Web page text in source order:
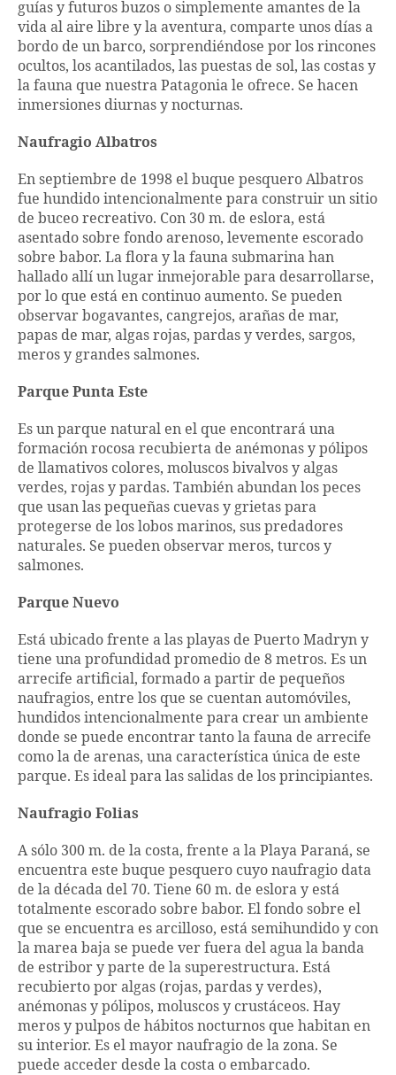
guías y futuros buzos o simplemente amantes de la
vida al aire libre y la aventura, comparte unos días a
bordo de un barco, sorprendiéndose por los rincones
ocultos, los acantilados, las puestas de sol, las costas y
la fauna que nuestra Patagonia le ofrece. Se hacen
inmersiones diurnas y nocturnas.
Naufragio Albatros
En septiembre de 1998 el buque pesquero Albatros
fue hundido intencionalmente para construir un sitio
de buceo recreativo. Con 30 m. de eslora, está
asentado sobre fondo arenoso, levemente escorado
sobre babor. La flora y la fauna submarina han
hallado allí un lugar inmejorable para desarrollarse,
por lo que está en continuo aumento. Se pueden
observar bogavantes, cangrejos, arañas de mar,
papas de mar, algas rojas, pardas y verdes, sargos,
meros y grandes salmones.
Parque Punta Este
Es un parque natural en el que encontrará una
formación rocosa recubierta de anémonas y pólipos
de llamativos colores, moluscos bivalvos y algas
verdes, rojas y pardas. También abundan los peces
que usan las pequeñas cuevas y grietas para
protegerse de los lobos marinos, sus predadores
naturales. Se pueden observar meros, turcos y
salmones.
Parque Nuevo
Está ubicado frente a las playas de Puerto Madryn y
tiene una profundidad promedio de 8 metros. Es un
arrecife artificial, formado a partir de pequeños
naufragios, entre los que se cuentan automóviles,
hundidos intencionalmente para crear un ambiente
donde se puede encontrar tanto la fauna de arrecife
como la de arenas, una característica única de este
parque. Es ideal para las salidas de los principiantes.
Naufragio Folias
A sólo 300 m. de la costa, frente a la Playa Paraná, se
encuentra este buque pesquero cuyo naufragio data
de la década del 70. Tiene 60 m. de eslora y está
totalmente escorado sobre babor. El fondo sobre el
que se encuentra es arcilloso, está semihundido y con
la marea baja se puede ver fuera del agua la banda
de estribor y parte de la superestructura. Está
recubierto por algas (rojas, pardas y verdes),
anémonas y pólipos, moluscos y crustáceos. Hay
meros y pulpos de hábitos nocturnos que habitan en
su interior. Es el mayor naufragio de la zona. Se
puede acceder desde la costa o embarcado.